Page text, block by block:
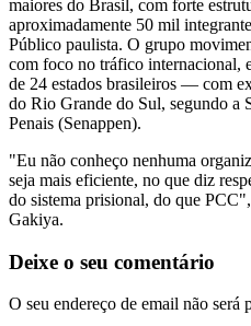
maiores do Brasil, com forte
aproximadamente 50 mil
Público paulista. O grupo
com foco no tráfico internacional,
de 24 estados brasileiros — com
do Rio Grande do Sul, segundo a
Penais (Senappen).
"Eu não conheço nenhuma
seja mais eficiente, no que diz
do sistema prisional, do que
Gakiya.
Deixe o seu comentário
O seu endereço de email não será